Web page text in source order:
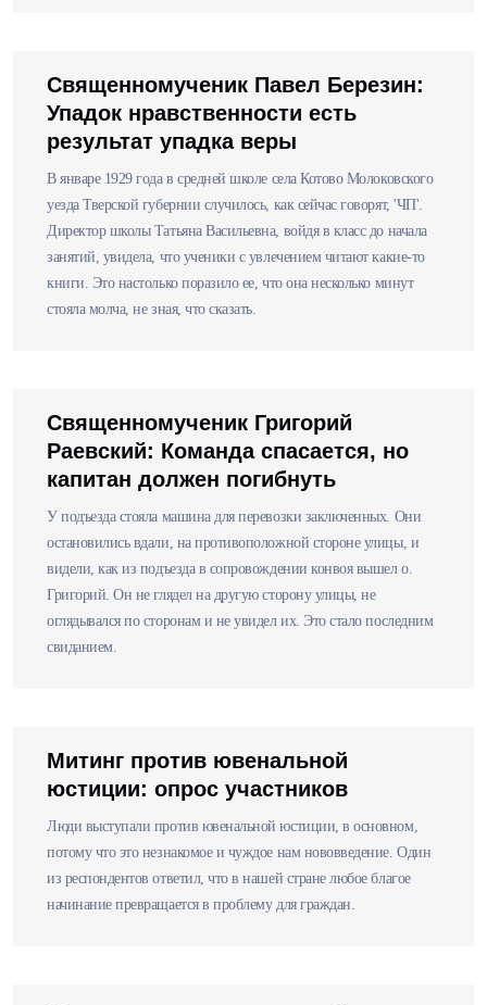
Священномученик Павел Березин:
Упадок нравственности есть
результат упадка веры
В январе 1929 года в средней школе села Котово Молоковского
уезда Тверской губернии случилось, как сейчас говорят, 'ЧП'.
Директор школы Татьяна Васильевна, войдя в класс до начала
занятий, увидела, что ученики с увлечением читают какие-то
книги. Это настолько поразило ее, что она несколько минут
стояла молча, не зная, что сказать.
Священномученик Григорий
Раевский: Команда спасается, но
капитан должен погибнуть
У подъезда стояла машина для перевозки заключенных. Они
остановились вдали, на противоположной стороне улицы, и
видели, как из подъезда в сопровождении конвоя вышел о.
Григорий. Он не глядел на другую сторону улицы, не
оглядывался по сторонам и не увидел их. Это стало последним
свиданием.
Митинг против ювенальной
юстиции: опрос участников
Люди выступали против ювенальной юстиции, в основном,
потому что это незнакомое и чуждое нам нововведение. Один
из респондентов ответил, что в нашей стране любое благое
начинание превращается в проблему для граждан.